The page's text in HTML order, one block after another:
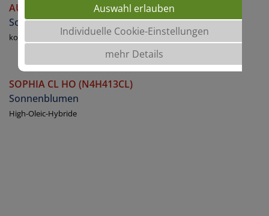
AUSTRALIA
Sonnenblumen
konventionelle Hybride
SOPHIA CL HO (N4H413CL)
Sonnenblumen
High-Oleic-Hybride
Auswahl erlauben
Individuelle Cookie-Einstellungen
mehr Details